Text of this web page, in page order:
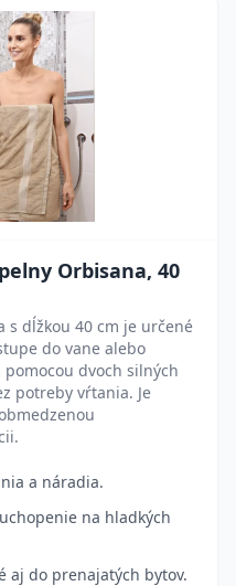
Orbisana, 40
s dĺžkou 40 cm je určené
do vane alebo
dvoch silných
potreby vŕtania. Je
a náradia.
na hladkých
aj do prenajatých bytov.